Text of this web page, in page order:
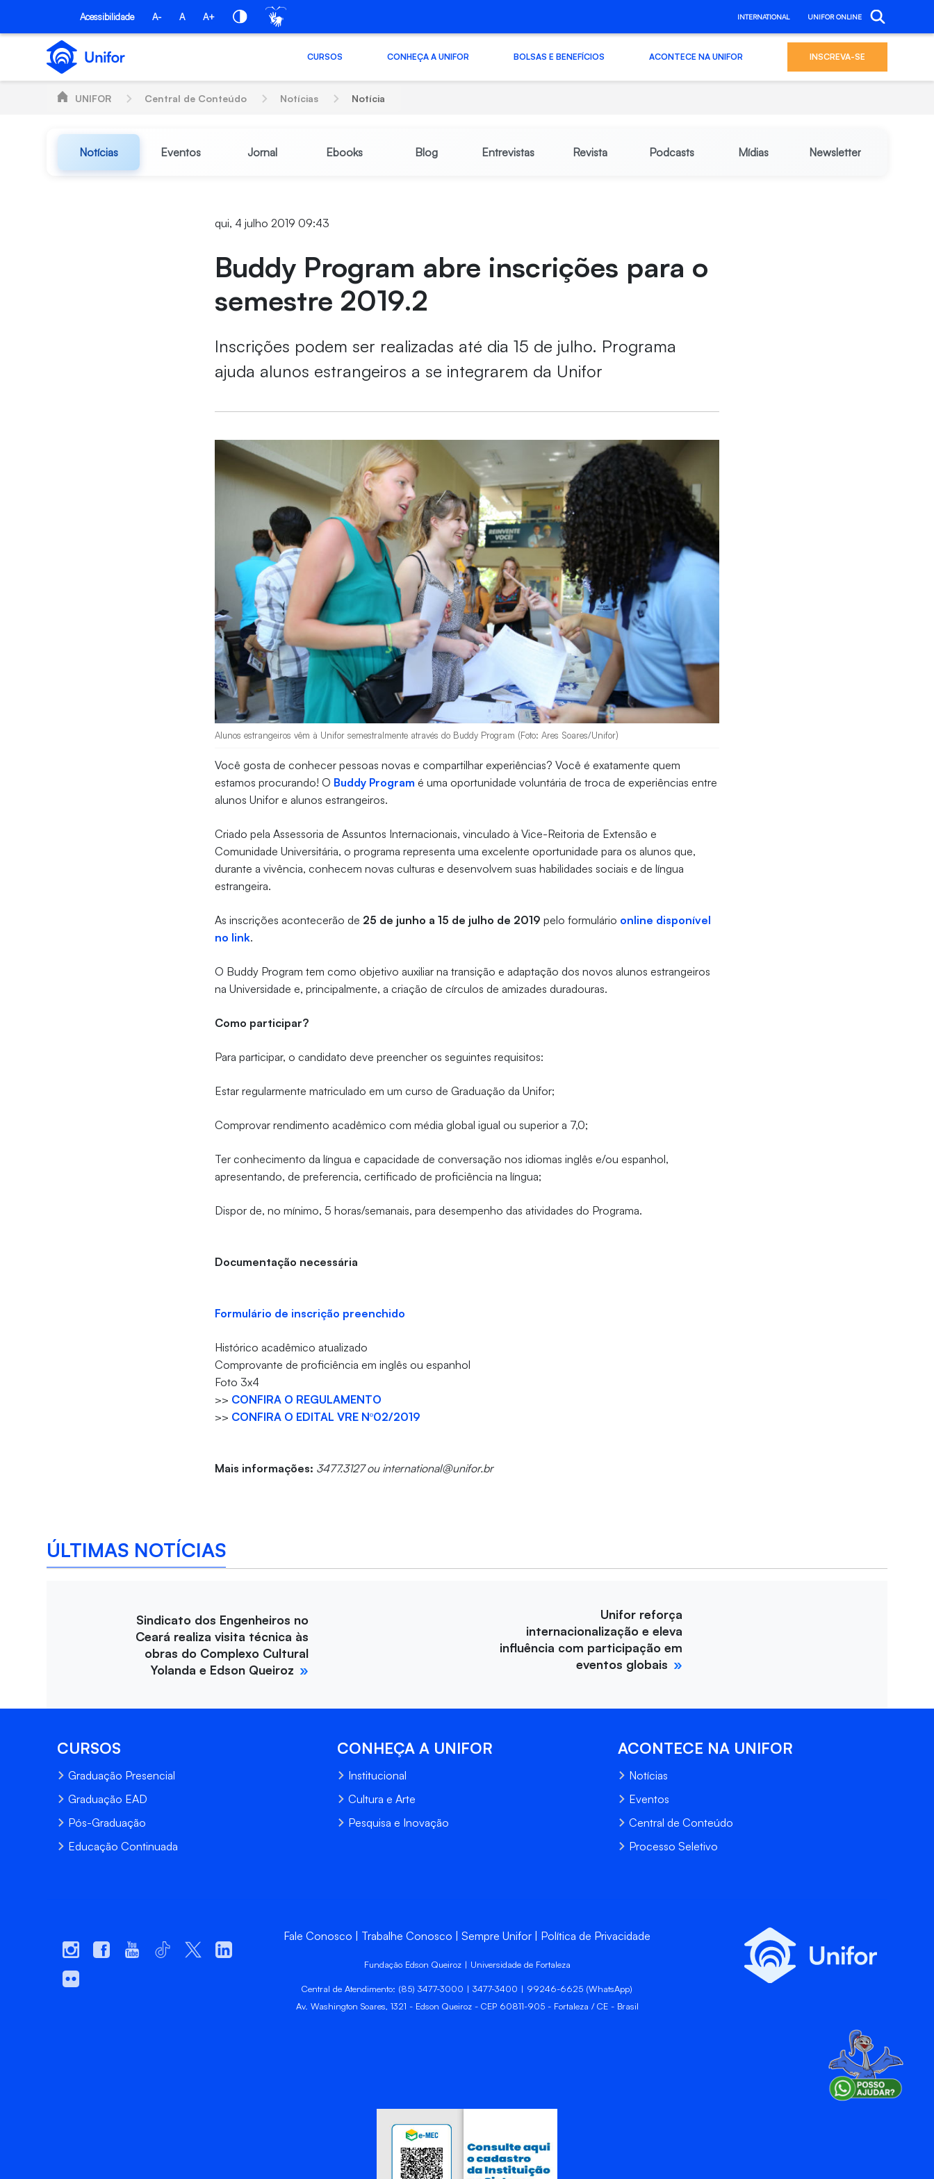
Pular para o Conteúdo principal
Acessibilidade A- A A+ INTERNATIONAL UNIFOR ONLINE
CURSOS CONHEÇA A UNIFOR BOLSAS E BENEFÍCIOS ACONTECE NA UNIFOR INSCREVA-SE
UNIFOR Central de Conteúdo Notícias Notícia
Notícias Eventos Jornal Ebooks Blog Entrevistas Revista Podcasts Mídias Newsletter
qui, 4 julho 2019 09:43
Buddy Program abre inscrições para o
semestre 2019.2
Inscrições podem ser realizadas até dia 15 de julho. Programa
ajuda alunos estrangeiros a se integrarem da Unifor
Alunos estrangeiros vêm à Unifor semestralmente através do Buddy Program (Foto: Ares Soares/Unifor)
Você gosta de conhecer pessoas novas e compartilhar experiências? Você é exatamente quem
estamos procurando! O Buddy Program é uma oportunidade voluntária de troca de experiências entre
alunos Unifor e alunos estrangeiros.
Criado pela Assessoria de Assuntos Internacionais, vinculado à Vice-Reitoria de Extensão e
Comunidade Universitária, o programa representa uma excelente oportunidade para os alunos que,
durante a vivência, conhecem novas culturas e desenvolvem suas habilidades sociais e de língua
estrangeira.
As inscrições acontecerão de 25 de junho a 15 de julho de 2019 pelo formulário online disponível
no link.
O Buddy Program tem como objetivo auxiliar na transição e adaptação dos novos alunos estrangeiros
na Universidade e, principalmente, a criação de círculos de amizades duradouras.
Como participar?
Para participar, o candidato deve preencher os seguintes requisitos:
Estar regularmente matriculado em um curso de Graduação da Unifor;
Comprovar rendimento acadêmico com média global igual ou superior a 7,0;
Ter conhecimento da língua e capacidade de conversação nos idiomas inglês e/ou espanhol,
apresentando, de preferencia, certificado de proficiência na língua;
Dispor de, no mínimo, 5 horas/semanais, para desempenho das atividades do Programa.
Documentação necessária
Formulário de inscrição preenchido
Histórico acadêmico atualizado
Comprovante de proficiência em inglês ou espanhol
Foto 3x4
>> CONFIRA O REGULAMENTO
>> CONFIRA O EDITAL VRE Nº02/2019
Mais informações: 3477.3127 ou international@unifor.br
ÚLTIMAS NOTÍCIAS
Sindicato dos Engenheiros no
Ceará realiza visita técnica às
obras do Complexo Cultural
Yolanda e Edson Queiroz
Unifor reforça
internacionalização e eleva
influência com participação em
eventos globais
CURSOS
Graduação Presencial
Graduação EAD
Pós-Graduação
Educação Continuada
CONHEÇA A UNIFOR
Institucional
Cultura e Arte
Pesquisa e Inovação
ACONTECE NA UNIFOR
Notícias
Eventos
Central de Conteúdo
Processo Seletivo
Fale Conosco Trabalhe Conosco Sempre Unifor Política de Privacidade
Fundação Edson Queiroz | Universidade de Fortaleza
Central de Atendimento: (85) 3477-3000 | 3477-3400 | 99246-6625 (WhatsApp)
Av. Washington Soares, 1321 - Edson Queiroz - CEP 60811-905 - Fortaleza / CE - Brasil